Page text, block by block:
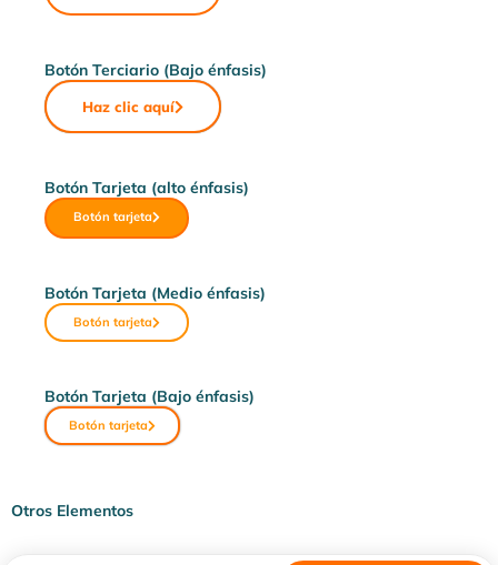
Botón Terciario (Bajo énfasis)
Haz clic aquí
Botón Tarjeta (alto énfasis)
Botón tarjeta
Botón Tarjeta (Medio énfasis)
Botón tarjeta
Botón Tarjeta (Bajo énfasis)
Botón tarjeta
Otros Elementos